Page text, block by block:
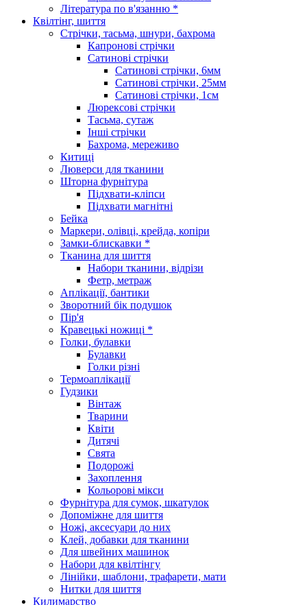
Література по в'язанню *
Квілтінг, шиття
Стрічки, тасьма, шнури, бахрома
Капронові стрічки
Сатинові стрічки
Сатинові стрічки, 6мм
Сатинові стрічки, 25мм
Сатинові стрічки, 1см
Люрексові стрічки
Тасьма, сутаж
Інші стрічки
Бахрома, мереживо
Китиці
Люверси для тканини
Шторна фурнітура
Підхвати-кліпси
Підхвати магнітні
Бейка
Маркери, олівці, крейда, копіри
Замки-блискавки *
Тканина для шиття
Набори тканини, відрізи
Фетр, метраж
Аплікації, бантики
Зворотний бік подушок
Пір'я
Кравецькі ножиці *
Голки, булавки
Булавки
Голки різні
Термоаплікації
Гудзики
Вінтаж
Тварини
Квіти
Дитячі
Свята
Подорожі
Захоплення
Кольорові мікси
Фурнітура для сумок, шкатулок
Допоміжне для шиття
Ножі, аксесуари до них
Клей, добавки для тканини
Для швейних машинок
Набори для квілтінгу
Лінійки, шаблони, трафарети, мати
Нитки для шиття
Килимарство